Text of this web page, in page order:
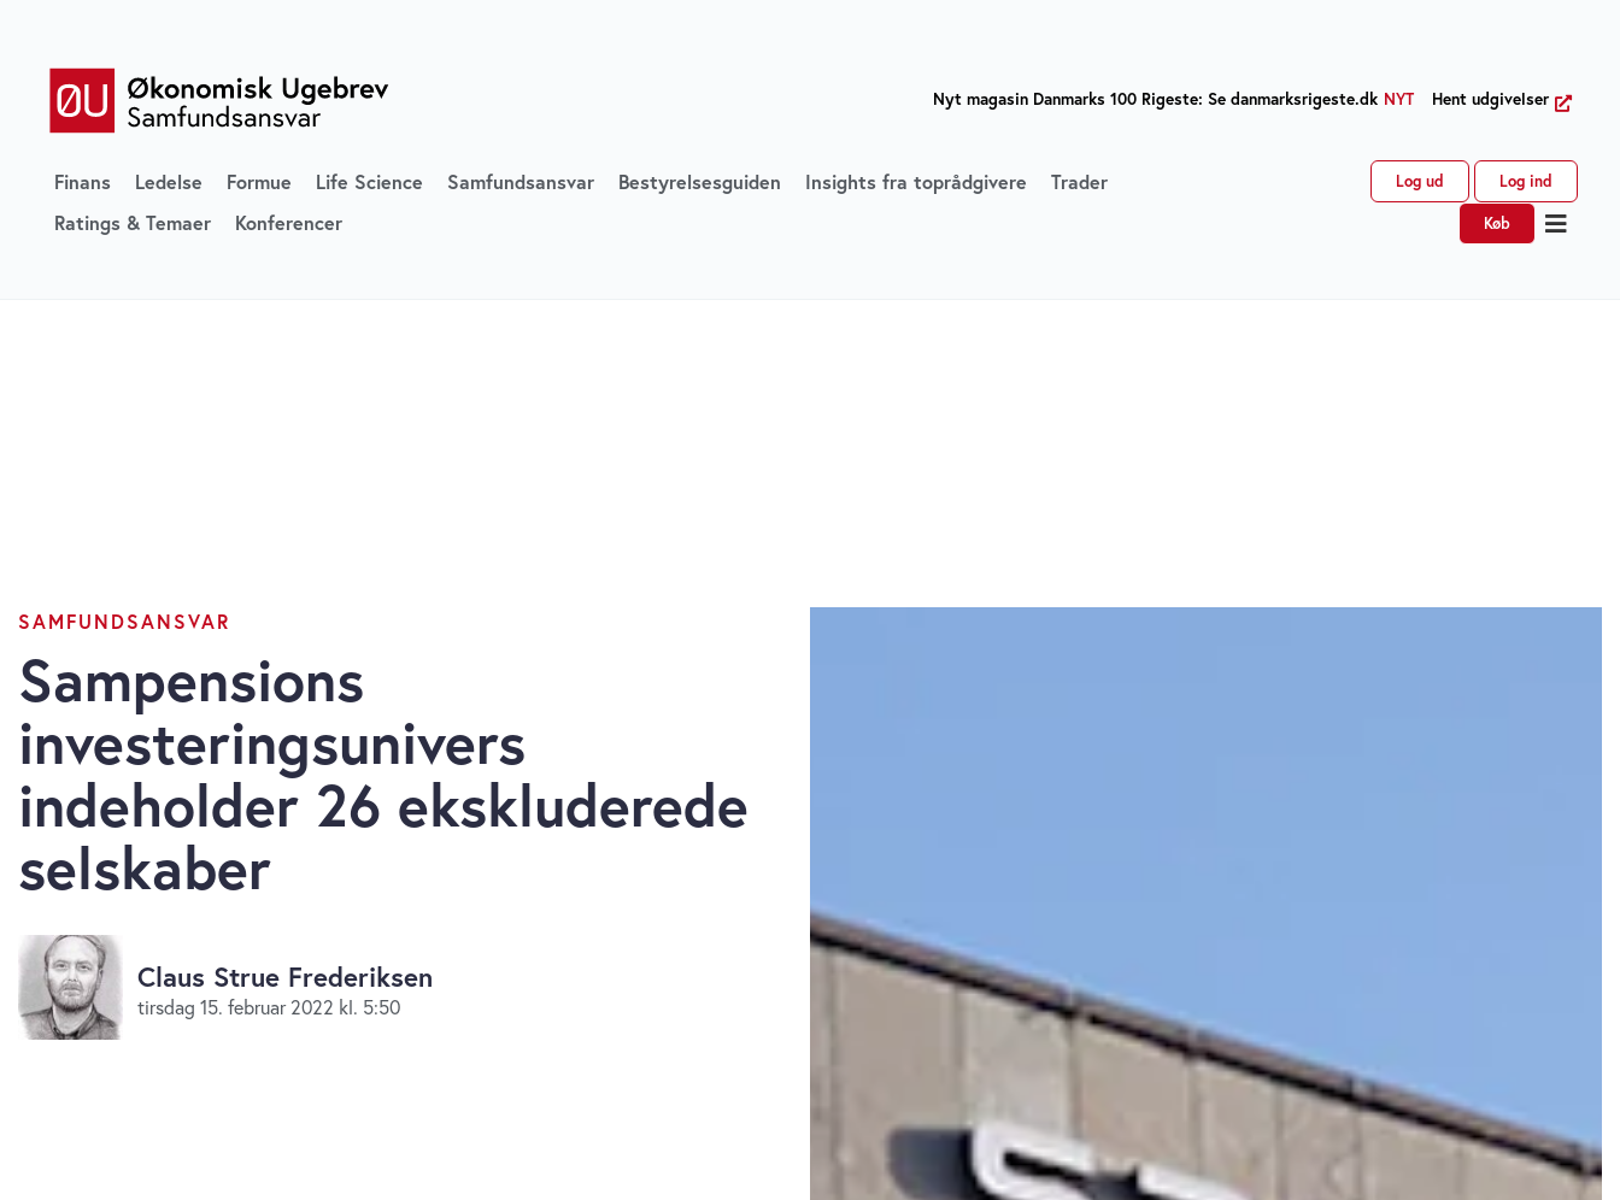
Nyt magasin Danmarks 100 Rigeste: Se danmarksrigeste.dk NYT Hent udgivelser
Finans Ledelse Formue Life Science Samfundsansvar Bestyrelsesguiden Insights fra toprådgivere
Trader
Ratings & Temaer
Konferencer
Log ud Log ind
Køb
SAMFUNDSANSVAR
Sampensions
investeringsunivers
indeholder 26 ekskluderede
selskaber
Claus Strue Frederiksen
tirsdag 15. februar 2022 kl. 5:50